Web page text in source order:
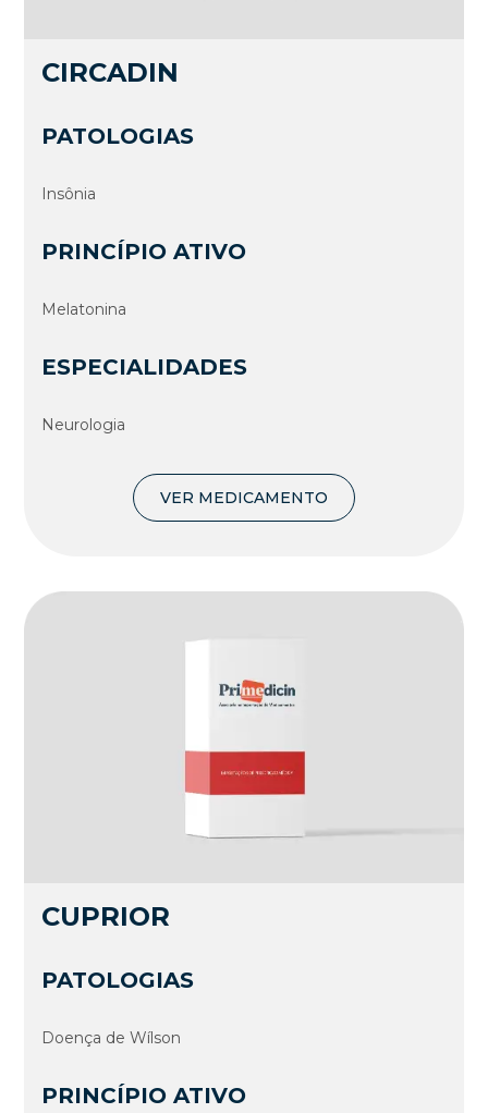
CIRCADIN
PATOLOGIAS
Insônia
PRINCÍPIO ATIVO
Melatonina
ESPECIALIDADES
Neurologia
VER MEDICAMENTO
CUPRIOR
PATOLOGIAS
Doença de Wí­lson
PRINCÍPIO ATIVO